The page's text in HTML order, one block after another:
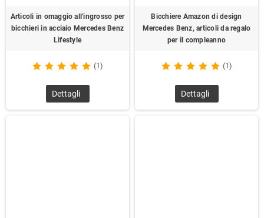
Articoli in omaggio all'ingrosso per
bicchieri in acciaio Mercedes Benz
Lifestyle
(1)
Dettagli
Bicchiere Amazon di design
Mercedes Benz, articoli da regalo
per il compleanno
(1)
Dettagli